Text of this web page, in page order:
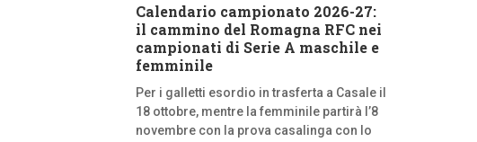
Calendario campionato 2026-27:
il cammino del Romagna RFC nei
campionati di Serie A maschile e
femminile
Per i galletti esordio in trasferta a Casale il
18 ottobre, mentre la femminile partirà l’8
novembre con la prova casalinga con lo